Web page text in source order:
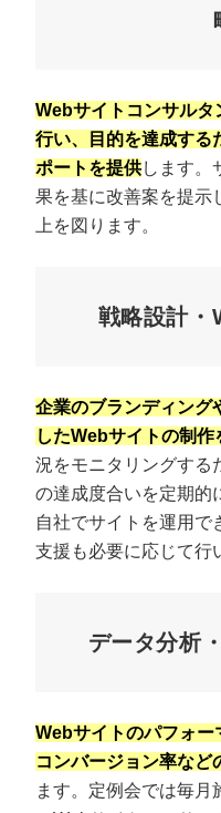
Webサイトコンサルタ
行い、目的を達成する
ポートを提供します。
果を基に改善案を提示
上を図ります。
戦略設計・
企業のブランディング
したWebサイトの制作
況をモニタリングする
の達成度合いを定期的
自社でサイトを運用で
支援も必要に応じて行
データ分析
Webサイトのパフォー
コンバージョン率など
ます。定例会では毎月